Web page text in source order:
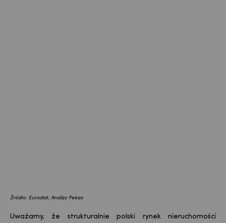
Źródło: Eurostat, Analizy Pekao
Uważamy, że strukturalnie polski rynek nieruchomości